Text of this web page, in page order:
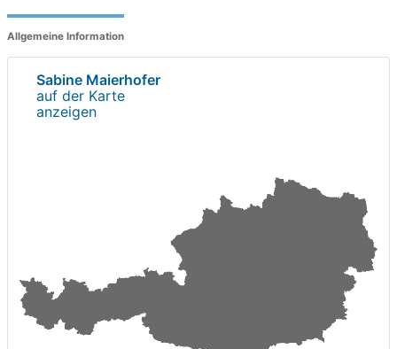
Allgemeine Information
Sabine Maierhofer
auf der Karte
anzeigen